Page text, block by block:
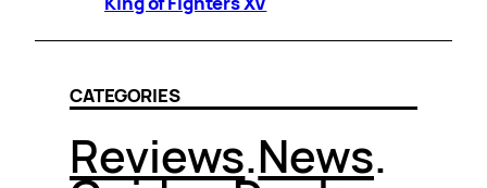
CATEGORIES
Reviews.News.